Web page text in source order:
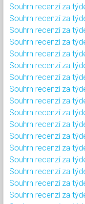
Souhrn recenzí za
Souhrn recenzí za
Souhrn recenzí za
Souhrn recenzí za
Souhrn recenzí za
Souhrn recenzí za
Souhrn recenzí za
Souhrn recenzí za
Souhrn recenzí za
Souhrn recenzí za
Souhrn recenzí za
Souhrn recenzí za
Souhrn recenzí za
Souhrn recenzí za
Souhrn recenzí za
Souhrn recenzí za
Souhrn recenzí za